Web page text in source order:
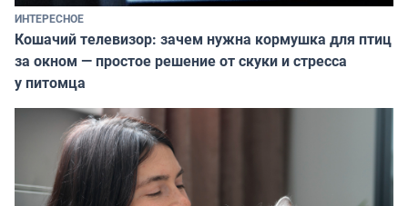
ИНТЕРЕСНОЕ
Кошачий телевизор: зачем нужна кормушка для птиц
за окном — простое решение от скуки и стресса
у питомца